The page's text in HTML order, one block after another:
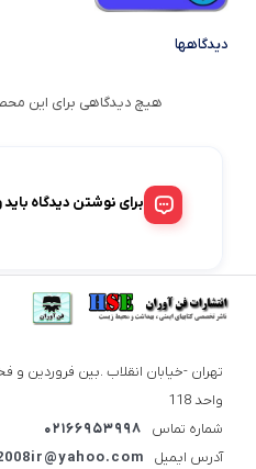
دیدگاهها
هیچ دیدگاهی برای این
برای نوشتن دیدگاه
واحد 118
شماره تماس
02166953998
آدرس ایمیل